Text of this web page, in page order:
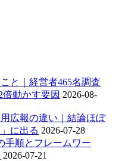
と｜経営者465名調査
動かす要因 2026-08-
広報の違い｜結論ほぼ
に出る 2026-07-28
手順とフレームワー
2026-07-21